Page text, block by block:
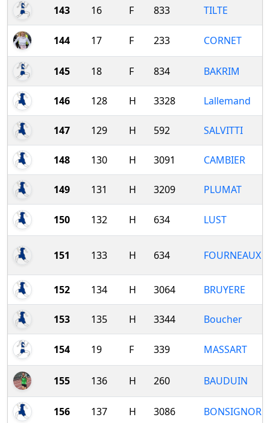
143 16 F 833 TILTE
144 17 F 233 CORNET
145 18 F 834 BAKRIM
146 128 H 3328 Lallemand
147 129 H 592 SALVITTI
148 130 H 3091 CAMBIER
149 131 H 3209 PLUMAT
150 132 H 634 LUST
151 133 H 634 FOURNEAUX
152 134 H 3064 BRUYERE
153 135 H 3344 Boucher
154 19 F 339 MASSART
155 136 H 260 BAUDUIN
156 137 H 3086 BONSIGNORE